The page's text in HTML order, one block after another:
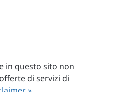
in questo sito non
di servizi di